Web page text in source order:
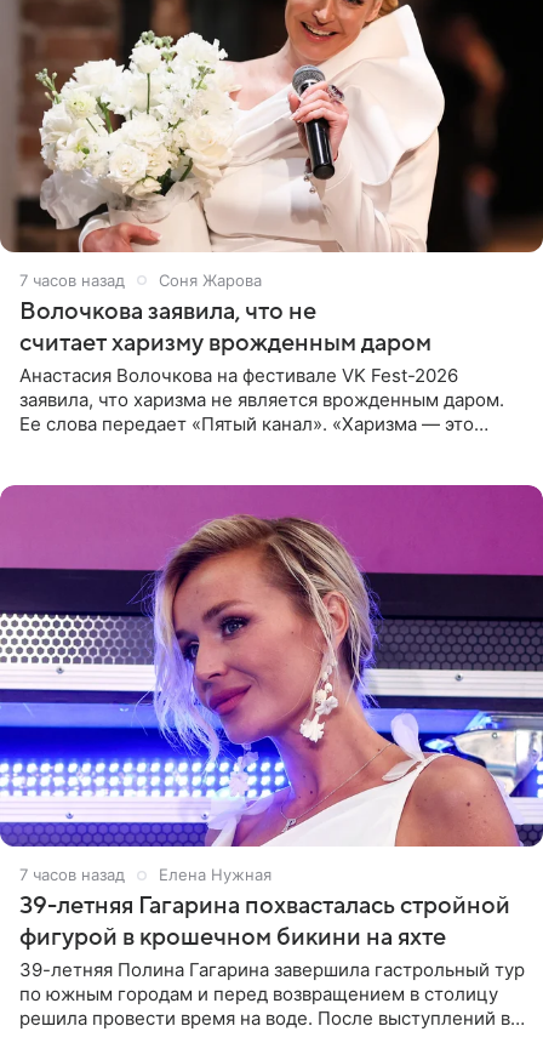
7 часов назад Соня Жарова
Волочкова заявила, что не
считает харизму врожденным даром
Анастасия Волочкова на фестивале VK Fest-2026
заявила, что харизма не является врожденным даром.
Ее слова передает «Пятый канал». «Харизма — это
7 часов назад Елена Нужная
39-летняя Гагарина похвасталась стройной
фигурой в крошечном бикини на яхте
39-летняя Полина Гагарина завершила гастрольный тур
по южным городам и перед возвращением в столицу
решила провести время на воде. После выступлений в